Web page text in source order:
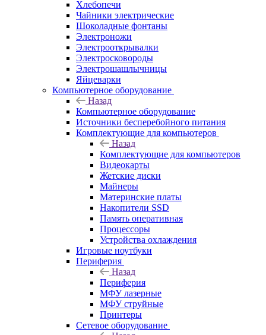
Хлебопечи
Чайники электрические
Шоколадные фонтаны
Электроножи
Электрооткрывалки
Электросковороды
Электрошашлычницы
Яйцеварки
Компьютерное оборудование
Назад
Компьютерное оборудование
Источники бесперебойного питания
Комплектующие для компьютеров
Назад
Комплектующие для компьютеров
Видеокарты
Жетские диски
Майнеры
Материнские платы
Накопители SSD
Память оперативная
Процессоры
Устройства охлаждения
Игровые ноутбуки
Периферия
Назад
Периферия
МФУ лазерные
МФУ струйные
Принтеры
Сетевое оборудование